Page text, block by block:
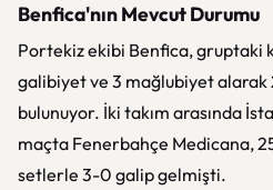
Benfica'nın Mevcut Durumu
Portekiz ekibi Benfica, gruptaki
galibiyet ve 3 mağlubiyet alarak
bulunuyor. İki takım arasında
maçta Fenerbahçe Medicana,
setlerle 3-0 galip gelmişti.